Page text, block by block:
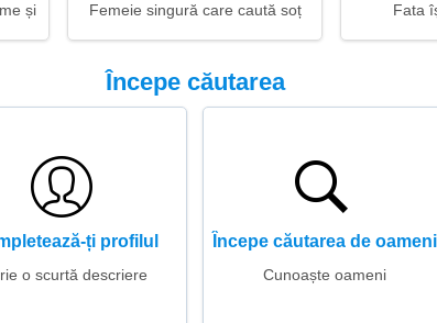
și lumină în ochiFemeie singură care caută soț
Fata
Începe căutarea
ți profilul
o scurtă descriere
Începe căutarea de oameni
Cunoaște oameni